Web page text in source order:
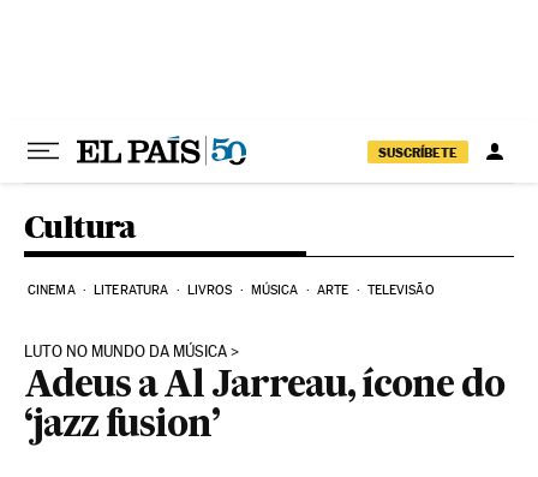
SUSCRÍBETE
Cultura
CINEMA LITERATURA LIVROS MÚSICA ARTE TELEVISÃO
LUTO NO MUNDO DA MÚSICA
Adeus a Al Jarreau, ícone do
‘jazz fusion’